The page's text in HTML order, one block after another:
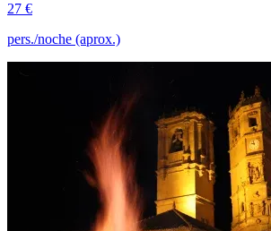
27 €
pers./noche (aprox.)